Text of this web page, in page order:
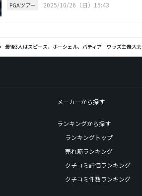
PGAツアー 2025/10/26（日）15:43
最後3人はスピース、ホーシェル、バティア ウッズ主催大会
メーカーから探す
ランキングから探す
ランキングトップ
売れ筋ランキング
クチコミ評価ランキング
クチコミ件数ランキング